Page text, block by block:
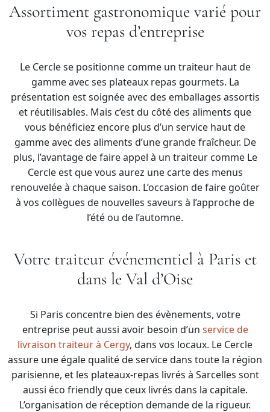
Assortiment gastronomique varié pour
vos repas d’entreprise
Le Cercle se positionne comme un traiteur haut de
gamme avec ses plateaux repas gourmets. La
présentation est soignée avec des emballages assortis
et réutilisables. Mais c’est du côté des aliments que
vous bénéficiez encore plus d’un service haut de
gamme avec des aliments d’une grande fraîcheur. De
plus, l’avantage de faire appel à un traiteur comme Le
Cercle est que vous aurez une carte des menus
renouvelée à chaque saison. L’occasion de faire goûter
à vos collègues de nouvelles saveurs à l’approche de
l’été ou de l’automne.
Votre traiteur événementiel à Paris et
dans le Val d’Oise
Si Paris concentre bien des évènements, votre
entreprise peut aussi avoir besoin d’un service de
livraison traiteur à Cergy, dans vos locaux. Le Cercle
assure une égale qualité de service dans toute la région
parisienne, et les plateaux-repas livrés à Sarcelles sont
aussi éco friendly que ceux livrés dans la capitale.
L’organisation de réception demande de la rigueur.